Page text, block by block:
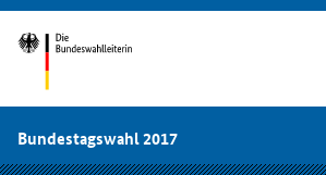
Bundestagswahl 2017